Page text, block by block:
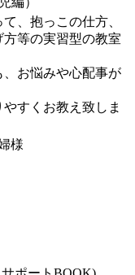
、抱っこの仕方、
等の実習型の教室
お悩みや心配事が
すくお教え致しま
様